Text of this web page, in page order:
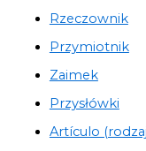
Rzeczownik
Przymiotnik
Zaimek
Przysłówki
Artículo